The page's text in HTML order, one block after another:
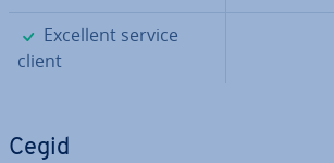
✓
Excellent service
client
Cegid